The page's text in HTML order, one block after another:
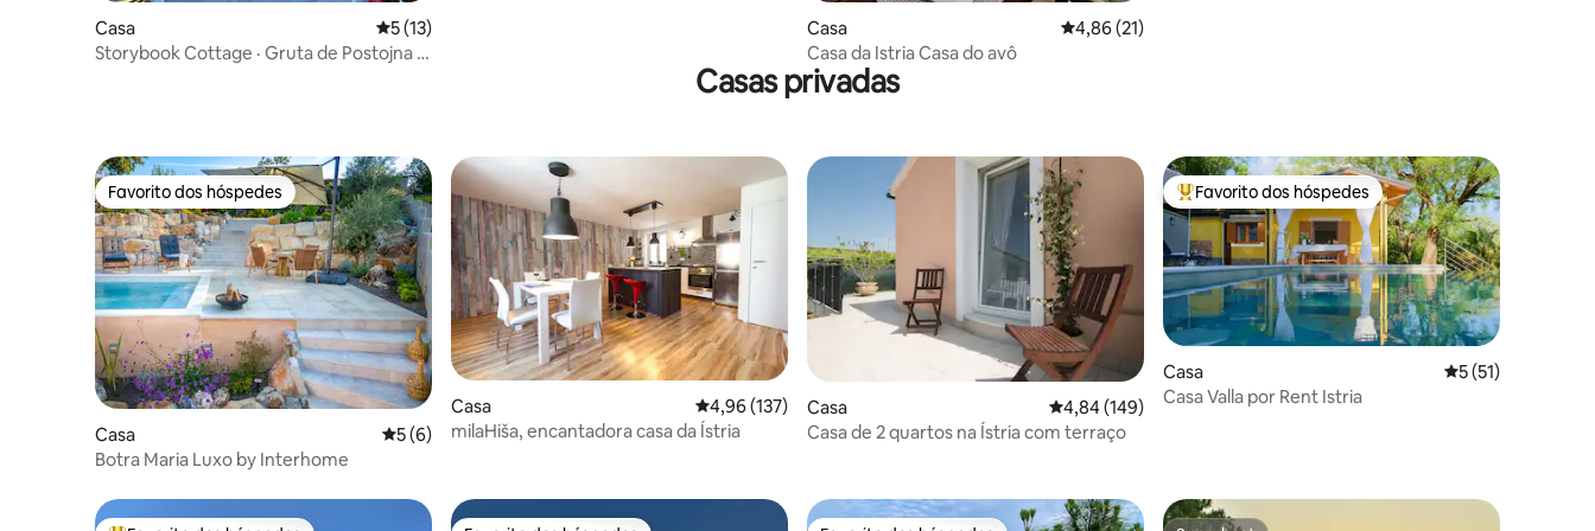
Casa Classificação média de 5 em 5 estrelas, 13avaliações
5 (13)
Storybook Cottage · Gruta de Postojna a
Casa Classificação média de 4,86 em 5 estrelas, 21avaliações
4,86 (21)
Casa da Istria Casa do avô
Casas privadas
Favorito dos hóspedes
Favorito dos hóspedes
Casa Classificação média de 5 em 5 estrelas, 6avaliações
5 (6)
Botra Maria Luxo by Interhome
Casa Classificação média de 4,96 em 5 estrelas, 137avaliações
4,96 (137)
milaHiša, encantadora casa da Ístria
Casa Classificação média de 4,84 em 5 estrelas, 149avaliações
4,84 (149)
Casa de 2 quartos na Ístria com terraço
Favoritos dos hóspedes mais apreciados
Favorito dos hóspedes
Casa Classificação
5 (51)
Casa Valla por Rent Istria